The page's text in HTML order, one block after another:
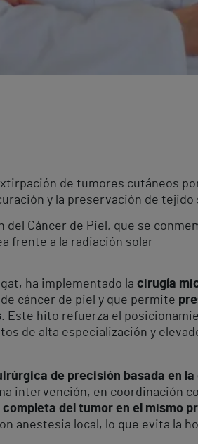
de tumores cutáneos
y la preservación de tejido
del Cáncer de Piel, que se
frente a la radiación solar
ha implementado la cirugía
cáncer de piel y que permite
. Este hito refuerza el
de alta especialización y
de precisión basada en
intervención, en coordinación
del tumor en el mismo
anestesia local, lo que evita la